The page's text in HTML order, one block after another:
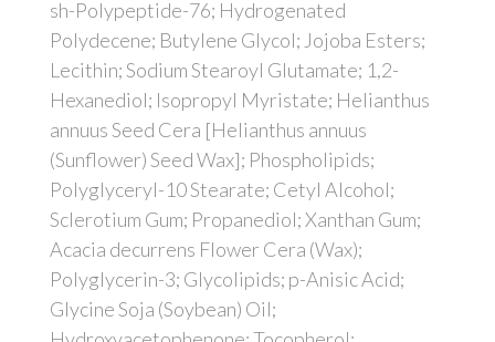
sh-Polypeptide-76; Hydrogenated
Polydecene; Butylene Glycol; Jojoba Esters;
Lecithin; Sodium Stearoyl Glutamate; 1,2-
Hexanediol; Isopropyl Myristate; Helianthus
annuus Seed Cera [Helianthus annuus
(Sunflower) Seed Wax]; Phospholipids;
Polyglyceryl-10 Stearate; Cetyl Alcohol;
Sclerotium Gum; Propanediol; Xanthan Gum;
Acacia decurrens Flower Cera (Wax);
Polyglycerin-3; Glycolipids; p-Anisic Acid;
Glycine Soja (Soybean) Oil;